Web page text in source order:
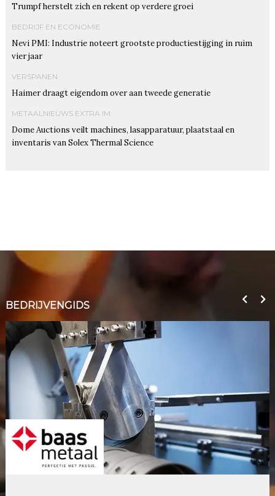
Trumpf herstelt zich en rekent op verdere groei
BEDRIJF EN ECONOMIE
Nevi PMI: Industrie noteert grootste productiestijging in ruim
vier jaar
VERSPANEN
Haimer draagt eigendom over aan tweede generatie
METAALNIEUWS EXTRA IM
Dome Auctions veilt machines, lasapparatuur, plaatstaal en
inventaris van Solex Thermal Science
BEDRIJVENGIDS